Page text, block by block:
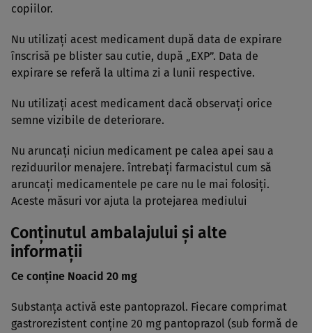
copiilor.
Nu utilizaţi acest medicament după data de expirare
înscrisă pe blister sau cutie, după „EXP”. Data de
expirare se referă la ultima zi a lunii respective.
Nu utilizaţi acest medicament dacă observaţi orice
semne vizibile de deteriorare.
Nu aruncaţi niciun medicament pe calea apei sau a
reziduurilor menajere. întrebaţi farmacistul cum să
aruncaţi medicamentele pe care nu le mai folosiţi.
Aceste măsuri vor ajuta la protejarea mediului
Conţinutul ambalajului şi alte
informaţii
Ce conţine Noacid 20 mg
Substanţa activă este pantoprazol. Fiecare comprimat
gastrorezistent conţine 20 mg pantoprazol (sub formă de